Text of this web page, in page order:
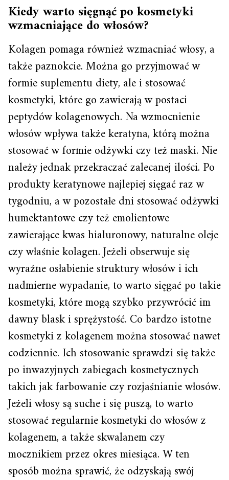
Kiedy warto sięgnąć po kosmetyki
wzmacniające do włosów?
Kolagen pomaga również wzmacniać włosy, a
także paznokcie. Można go przyjmować w
formie suplementu diety, ale i stosować
kosmetyki, które go zawierają w postaci
peptydów kolagenowych. Na wzmocnienie
włosów wpływa także keratyna, którą można
stosować w formie odżywki czy też maski. Nie
należy jednak przekraczać zalecanej ilości. Po
produkty keratynowe najlepiej sięgać raz w
tygodniu, a w pozostałe dni stosować odżywki
humektantowe czy też emolientowe
zawierające kwas hialuronowy, naturalne oleje
czy właśnie kolagen. Jeżeli obserwuje się
wyraźne osłabienie struktury włosów i ich
nadmierne wypadanie, to warto sięgać po takie
kosmetyki, które mogą szybko przywrócić im
dawny blask i sprężystość. Co bardzo istotne
kosmetyki z kolagenem można stosować nawet
codziennie. Ich stosowanie sprawdzi się także
po inwazyjnych zabiegach kosmetycznych
takich jak farbowanie czy rozjaśnianie włosów.
Jeżeli włosy są suche i się puszą, to warto
stosować regularnie kosmetyki do włosów z
kolagenem, a także skwalanem czy
mocznikiem przez okres miesiąca. W ten
sposób można sprawić, że odzyskają swój